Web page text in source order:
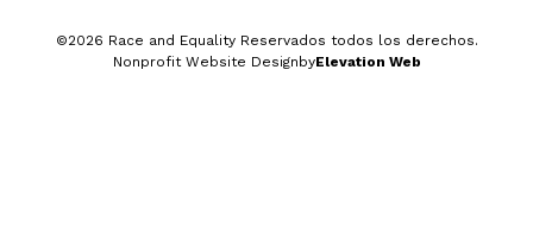
©2026 Race and Equality Reservados todos los derechos.
Nonprofit Website DesignbyElevation Web